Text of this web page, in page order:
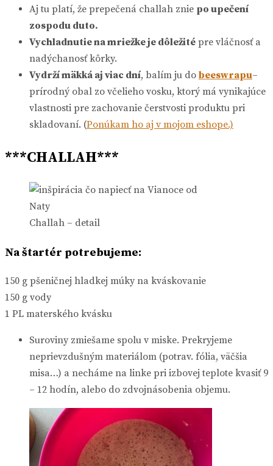
Aj tu platí, že prepečená challah znie po upečení
zospodu duto.
Vychladnutie na mriežke je dôležité pre vláčnosť a
nadýchanosť kôrky.
Vydrží mäkká aj viac dní, balím ju do beeswrapu–
prírodný obal zo včelieho vosku, ktorý má vynikajúce
vlastnosti pre zachovanie čerstvosti produktu pri
skladovaní. (Ponúkam ho aj v mojom eshope.)
***CHALLAH***
Challah – detail
Na štartér potrebujeme:
150 g pšeničnej hladkej múky na kváskovanie
150 g vody
1 PL materského kvásku
Suroviny zmiešame spolu v miske. Prekryjeme
neprievzdušným materiálom (potrav. fólia, väčšia
misa…) a necháme na linke pri izbovej teplote kvasiť 9
– 12 hodín, alebo do zdvojnásobenia objemu.